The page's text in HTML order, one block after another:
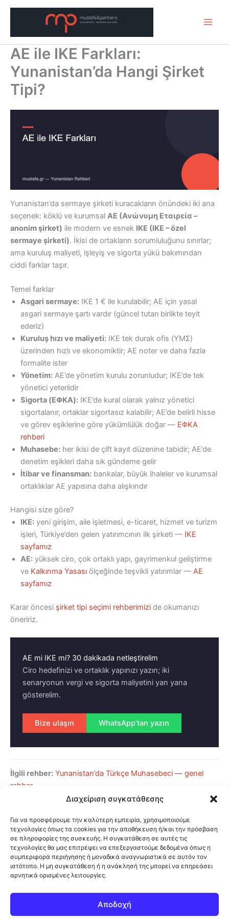
Διαχείριση συγκατάθεσης
Για να προσφέρουμε την καλύτερη εμπειρία, χρησιμοποιούμε
τεχνολογίες όπως τα cookies για την αποθήκευση ή/και την πρόσβαση
σε πληροφορίες της συσκευής. Η συγκατάθεση σε αυτές τις
τεχνολογίες θα μας επιτρέψει να επεξεργαστούμε δεδομένα όπως η
συμπεριφορά περιήγησης ή μοναδικά αναγνωριστικά σε αυτόν τον
ιστότοπο. Η μη συγκατάθεση ή η ανάκλησή της μπορεί να επηρεάσει
αρνητικά ορισμένες λειτουργίες.
Αποδοχή
Μετάβαση
AE ile IKE Farkları:
Yunanistan’da Hangi Şirket
Tipi?
Yunanistan’da sermaye şirketi kuracakların önündeki iki ana
seçenek: köklü ve kurumsal AE (Ανώνυμη Εταιρεία –
anonim şirket) ile modern ve esnek IKE (ΙΚΕ – özel
sermaye şirketi). İkisi de ortakların sorumluluğunu sınırlar;
ama kuruluş maliyeti, işleyiş ve sigorta yükü bakımından
ciddi farklar taşır.
Temel farklar
Asgari sermaye: IKE 1 € ile kurulabilir; AE için yasal
asgari sermaye şartı vardır (güncel tutarı birlikte teyit
ederiz)
Kuruluş hızı ve maliyeti: IKE tek durak ofis (ΥΜΣ)
üzerinden hızlı ve ekonomiktir; AE noter ve daha fazla
formalite ister
Yönetim: AE’de yönetim kurulu zorunludur; IKE’de tek
yönetici yeterlidir
Sigorta (ΕΦΚΑ): IKE’de kural olarak yalnız yönetici
sigortalanır, ortaklar sigortasız kalabilir; AE’de belirli hisse
ve görev eşiklerine göre yükümlülük doğar — ΕΦΚΑ
rehberi
Muhasebe: her ikisi de çift kayıt düzenine tabidir; AE’de
denetim eşikleri daha sık gündeme gelir
İtibar ve finansman: bankalar, büyük ihaleler ve kurumsal
ortaklıklar AE yapısına daha alışkındır
Hangisi size göre?
IKE: yeni girişim, aile işletmesi, e-ticaret, hizmet ve turizm
işleri, Türkiye’den gelen yatırımcının ilk şirketi — IKE
sayfamız
AE: yüksek ciro, çok ortaklı yapı, gayrimenkul geliştirme
ve Kalkınma Yasası ölçeğinde teşvikli yatırımlar — AE
sayfamız
Karar öncesi şirket tipi seçimi rehberimizi de okumanızı
öneririz.
AE mi IKE mi? 30 dakikada netleştirelim
Ciro hedefinizi ve ortaklık yapınızı yazın; iki
senaryonun vergi ve sigorta maliyetini yan yana
gösterelim.
Bize ulaşın WhatsApp’tan yazın
İlgili rehber: Yunanistan’da Türkçe Muhasebeci — genel
rehber
Paylaş / Κοινοποίηση: Facebook X
WhatsApp LinkedIn Viber